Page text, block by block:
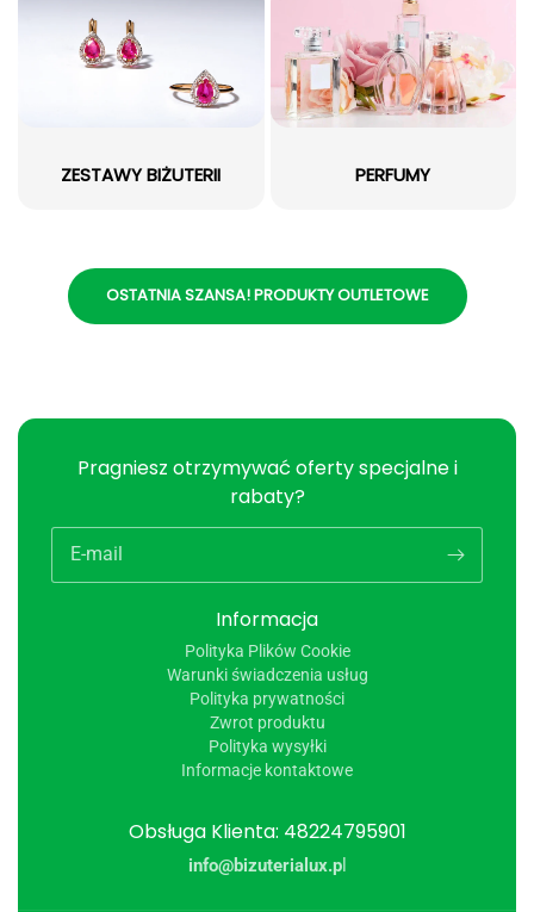
ZESTAWY BIŻUTERII PERFUMY
OSTATNIA SZANSA! PRODUKTY OUTLETOWE
Obsługa Klienta: 48224795901
info@bizuterialux.pl
Informacja
Polityka Plików Cookie
Warunki świadczenia usług
Polityka prywatności
Zwrot produktu
Polityka wysyłki
Informacje kontaktowe
Pragniesz otrzymywać oferty specjalne i
rabaty?
E-mail